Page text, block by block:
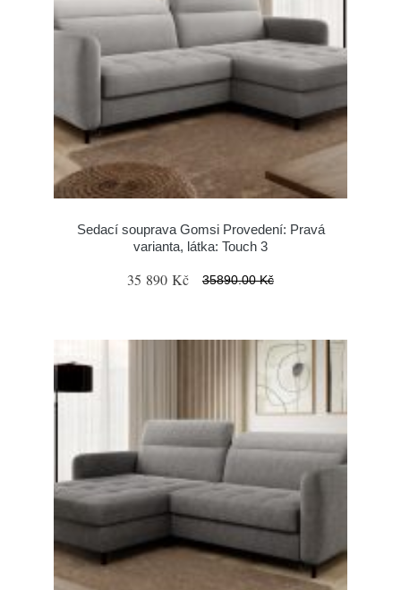
Sedací souprava Gomsi Provedení: Pravá
varianta, látka: Touch 3
35 890 Kč 35890.00 Kč